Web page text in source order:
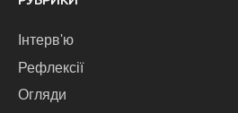
Інтерв'ю
Рефлексії
Огляди